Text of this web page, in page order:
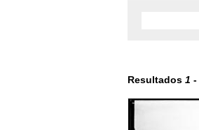
Resultados 1 -